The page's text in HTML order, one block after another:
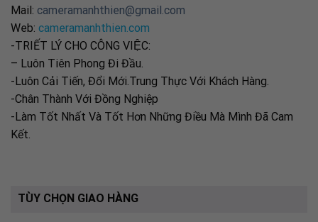
Mail: cameramanhthien@gmail.com
Web: cameramanhthien.com
-TRIẾT LÝ CHO CÔNG VIỆC:
– Luôn Tiên Phong Đi Đầu.
-Luôn Cải Tiến, Đổi Mới.Trung Thực Với Khách Hàng.
-Chân Thành Với Đồng Nghiệp
-Làm Tốt Nhất Và Tốt Hơn Những Điều Mà Mình Đã Cam
Kết.
TÙY CHỌN GIAO HÀNG